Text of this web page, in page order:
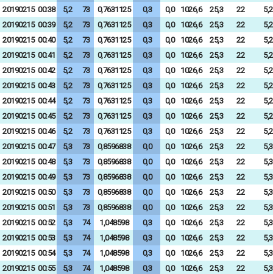
20190215 00:38 5,2 73 0,7631125 0,3 0,0 1026,6 25,3 22
5,2
20190215 00:39 5,2 73 0,7631125 0,3 0,0 1026,6 25,3 22
5,2
20190215 00:40 5,2 73 0,7631125 0,3 0,0 1026,6 25,3 22
5,2
20190215 00:41 5,2 73 0,7631125 0,3 0,0 1026,6 25,3 22
5,2
20190215 00:42 5,2 73 0,7631125 0,3 0,0 1026,6 25,3 22
5,2
20190215 00:43 5,2 73 0,7631125 0,3 0,0 1026,6 25,3 22
5,2
20190215 00:44 5,2 73 0,7631125 0,3 0,0 1026,6 25,3 22
5,2
20190215 00:45 5,2 73 0,7631125 0,3 0,0 1026,6 25,3 22
5,2
20190215 00:46 5,2 73 0,7631125 0,3 0,0 1026,6 25,3 22
5,2
20190215 00:47 5,3 73 0,8596838 0,0 0,0 1026,6 25,3 22
5,3
20190215 00:48 5,3 73 0,8596838 0,0 0,0 1026,6 25,3 22
5,3
20190215 00:49 5,3 73 0,8596838 0,0 0,0 1026,6 25,3 22
5,3
20190215 00:50 5,3 73 0,8596838 0,0 0,0 1026,6 25,3 22
5,3
20190215 00:51 5,3 73 0,8596838 0,0 0,0 1026,6 25,3 22
5,3
20190215 00:52 5,3 74 1,048598 0,3 0,0 1026,6 25,3 22
5,3
20190215 00:53 5,3 74 1,048598 0,3 0,0 1026,6 25,3 22
5,3
20190215 00:54 5,3 74 1,048598 0,3 0,0 1026,6 25,3 22
5,3
20190215 00:55 5,3 74 1,048598 0,3 0,0 1026,6 25,3 22
5,3